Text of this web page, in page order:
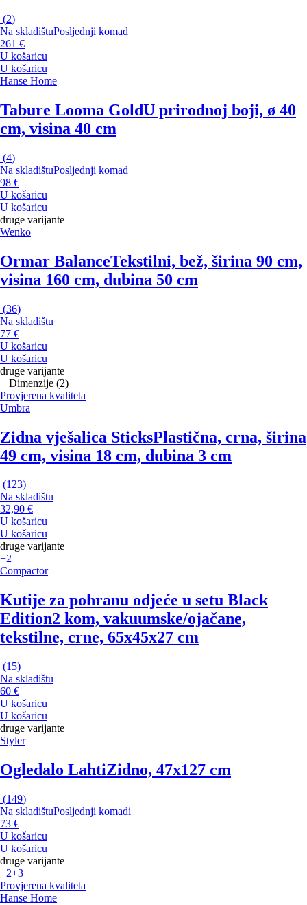
(2)
Na skladištuPosljednji komad
261 €
U košaricu
U košaricu
Hanse Home
Tabure Looma GoldU prirodnoj boji, ø 40
cm, visina 40 cm
(4)
Na skladištuPosljednji komad
98 €
U košaricu
U košaricu
druge varijante
Wenko
Ormar BalanceTekstilni, bež, širina 90 cm,
visina 160 cm, dubina 50 cm
(36)
Na skladištu
77 €
U košaricu
U košaricu
druge varijante
+ Dimenzije (2)
Provjerena kvaliteta
Umbra
Zidna vješalica SticksPlastična, crna, širina
49 cm, visina 18 cm, dubina 3 cm
(123)
Na skladištu
32,90 €
U košaricu
U košaricu
druge varijante
+2
Compactor
Kutije za pohranu odjeće u setu Black
Edition2 kom, vakuumske/ojačane,
tekstilne, crne, 65x45x27 cm
(15)
Na skladištu
60 €
U košaricu
U košaricu
druge varijante
Styler
Ogledalo LahtiZidno, 47x127 cm
(149)
Na skladištuPosljednji komadi
73 €
U košaricu
U košaricu
druge varijante
+2+3
Provjerena kvaliteta
Hanse Home